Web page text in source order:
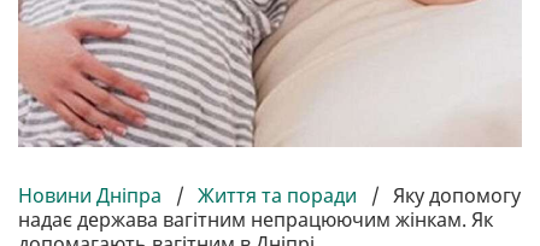
Новини Дніпра / Життя та поради / Яку допомогу
надає держава вагітним непрацюючим жінкам. Як